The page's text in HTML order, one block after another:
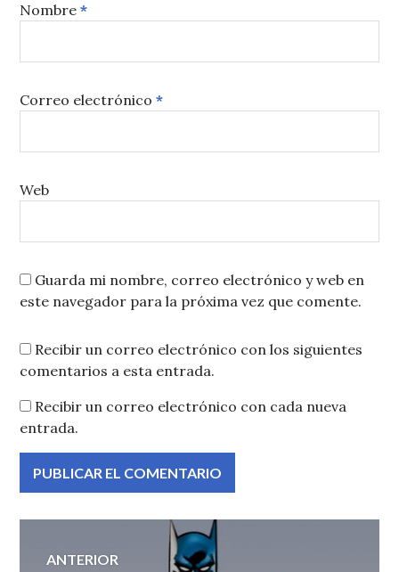
Nombre*
Correo electrónico*
Web
Guarda mi nombre, correo electrónico y web en
este navegador para la próxima vez que comente.
Recibir un correo electrónico con los siguientes
comentarios a esta entrada.
Recibir un correo electrónico con cada nueva
entrada.
Navegación
ANTERIOR